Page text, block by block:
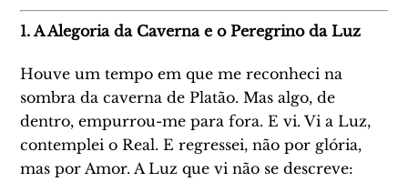
1. A Alegoria da Caverna e o Peregrino da Luz
Houve um tempo em que me reconheci na
sombra da caverna de Platão. Mas algo, de
dentro, empurrou-me para fora. E vi. Vi a Luz,
contemplei o Real. E regressei, não por glória,
mas por Amor. A Luz que vi não se descreve: